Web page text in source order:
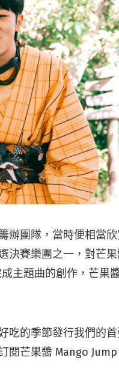
辦團隊，當時便相當
決賽樂團之一，對芒
主題曲的創作，芒果
吃的季節發行我們的
閱芒果醬 Mango